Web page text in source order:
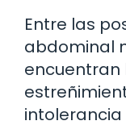
Entre las
abdominal
encuentran